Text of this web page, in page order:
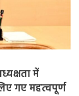
में
गए महत्वपूर्ण